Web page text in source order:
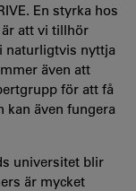
En styrka hos
att vi tillhör
naturligtvis nyttja
även att
för att få
kan även fungera
universitet blir
är mycket